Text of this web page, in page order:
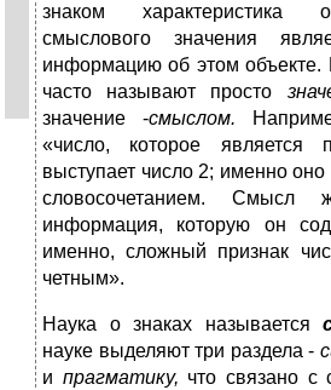
знаком характеристика
смыслового значения
информацию об этом объекте.
часто называют просто
значение -смыслом.
«число, которое
выступает число 2; именно
словосочетанием.
информация, кото­рую он
именно, сложный признак
четным».
Наука о знаках называется
науке выделяют три раздела -
и прагматику, что связано с